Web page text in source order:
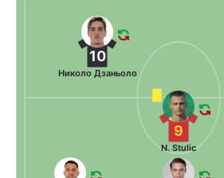
10
Николо Дзаньоло
9
N. Stulic